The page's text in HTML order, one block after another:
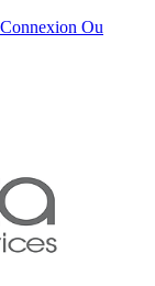
Connexion Ou